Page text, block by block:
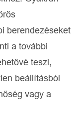
berendezéseket
a további
teszi,
beállításból
vagy a